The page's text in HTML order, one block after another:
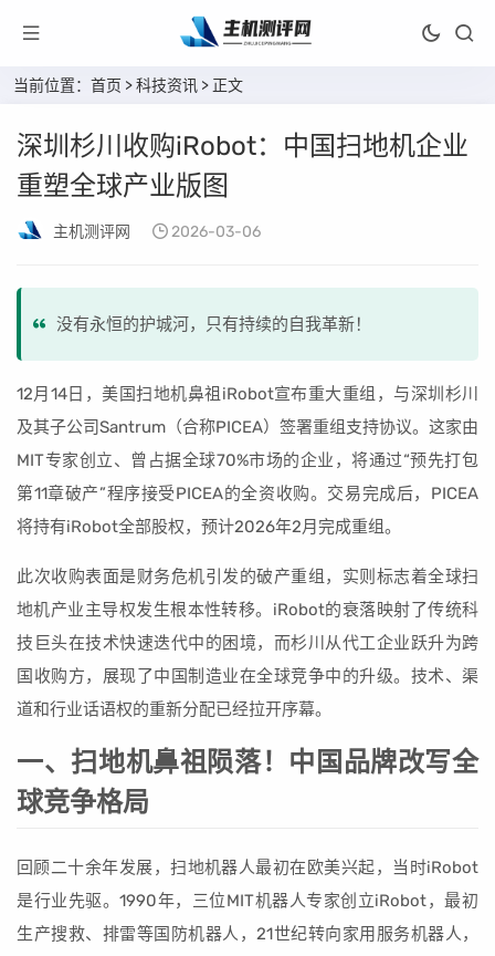
当前位置： 首页 >科技资讯 > 正文
深圳杉川收购iRobot：中国扫地机企业
重塑全球产业版图
主机测评网 2026-03-06
没有永恒的护城河，只有持续的自我革新！
12月14日，美国扫地机鼻祖iRobot宣布重大重组，与深圳杉川
及其子公司Santrum（合称PICEA）签署重组支持协议。这家由
MIT专家创立、曾占据全球70%市场的企业，将通过“预先打包
第11章破产”程序接受PICEA的全资收购。交易完成后，PICEA
将持有iRobot全部股权，预计2026年2月完成重组。
此次收购表面是财务危机引发的破产重组，实则标志着全球扫
地机产业主导权发生根本性转移。iRobot的衰落映射了传统科
技巨头在技术快速迭代中的困境，而杉川从代工企业跃升为跨
国收购方，展现了中国制造业在全球竞争中的升级。技术、渠
道和行业话语权的重新分配已经拉开序幕。
一、扫地机鼻祖陨落！中国品牌改写全
球竞争格局
回顾二十余年发展，扫地机器人最初在欧美兴起，当时iRobot
是行业先驱。1990年，三位MIT机器人专家创立iRobot，最初
生产搜救、排雷等国防机器人，21世纪转向家用服务机器人，